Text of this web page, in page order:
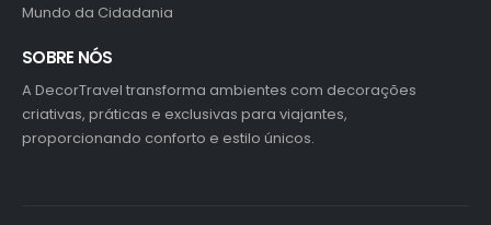
Mundo da Cidadania
SOBRE NÓS
A DecorTravel transforma ambientes com decorações
criativas, práticas e exclusivas para viajantes,
proporcionando conforto e estilo únicos.